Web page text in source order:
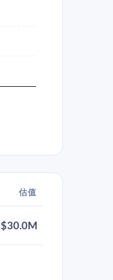
估值
$30.0M